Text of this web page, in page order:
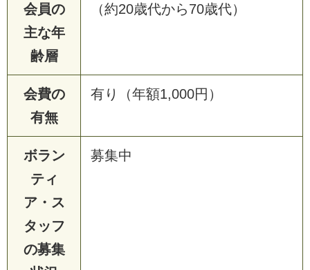
会員の
主な年
齢層
（約20歳代から70歳代）
会費の
有無
有り（年額1,000円）
ボラン
ティ
ア・ス
タッフ
の募集
募集中